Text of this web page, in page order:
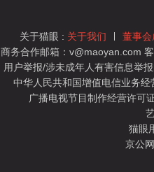
关于猫眼 : 关于我们 董事会
商务合作邮箱：v@maoyan.com
用户举报/涉未成年人有害信息举
中华人民共和国增值电信业务
广播电视节目制作经营许可
猫眼
京公